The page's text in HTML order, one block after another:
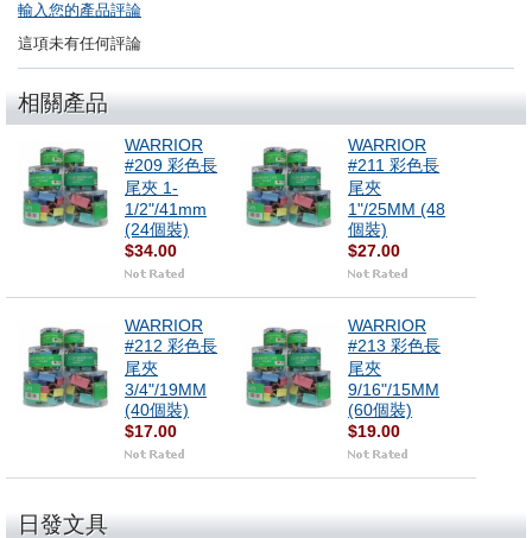
輸入您的產品評論
這項未有任何評論
相關產品
WARRIOR
#209 彩色長
尾夾 1-
1/2"/41mm
(24個裝)
$34.00
WARRIOR
#211 彩色長
尾夾
1"/25MM (48
個裝)
$27.00
WARRIOR
#212 彩色長
尾夾
3/4"/19MM
(40個裝)
$17.00
WARRIOR
#213 彩色長
尾夾
9/16"/15MM
(60個裝)
$19.00
日發文具